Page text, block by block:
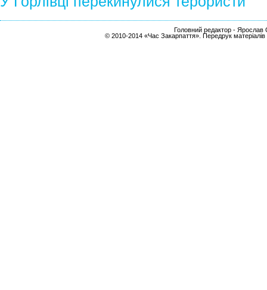
Головний редактор - Ярослав
© 2010-2014 «Час Закарпаття». Передрук